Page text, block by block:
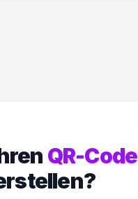
QR-Code